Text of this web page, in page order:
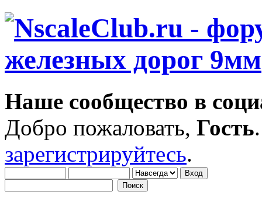
Наше сообщество в
Добро пожаловать, Гость
зарегистрируйтесь.